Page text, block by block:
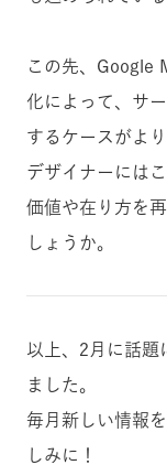
この先、Google
化によって、サ
するケースがよ
デザイナーには
価値や在り方を
しょうか。
以上、2月に話題
ました。
毎月新しい情報
しみに！